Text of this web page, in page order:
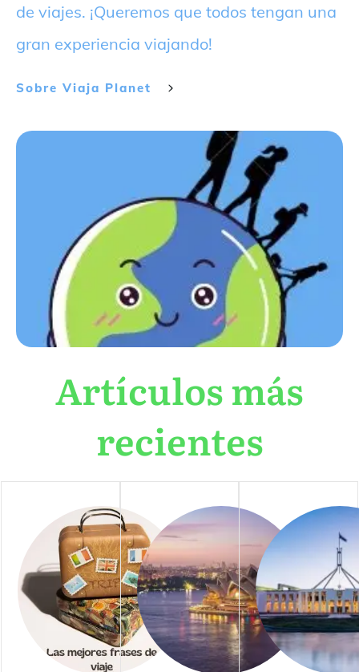
de viajes. ¡Queremos que todos tengan una
gran experiencia viajando!
Sobre Viaja Planet
Artículos más
recientes